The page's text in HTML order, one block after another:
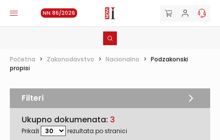
NN 86/2026
Početna > Zakonodavstvo > Nacionalno > Podzakonski
propisi
Ukupno dokumenata: 3
Prikaži rezultata po stranici
Filteri